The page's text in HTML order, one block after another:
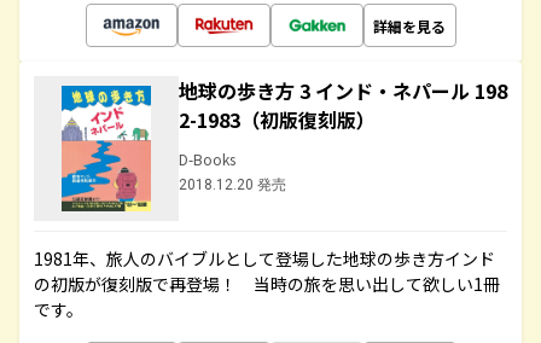
詳細を見る
地球の歩き方 3 インド・ネパール 198
2-1983（初版復刻版）
D-Books
2018.12.20 発売
1981年、旅人のバイブルとして登場した地球の歩き方インド
の初版が復刻版で再登場！ 当時の旅を思い出して欲しい1冊
です。